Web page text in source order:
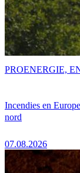
Incendies en
nord
07.08.2026
PROENERGIE,